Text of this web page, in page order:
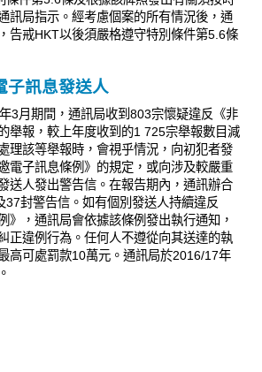
訊局指示。經考慮個案的所有情況後，通
告戒HKT以後須嚴格遵守特別條件第5.6條
子訊息發送人
3月期間，通訊局收到803宗懷疑違反《非
舉報，較上年度收到的1 725宗舉報數目減
理該等舉報時，會視乎情況，向初犯者發
電子訊息條例》的規定，或向涉及較嚴重
送人發出警告信。在報告期內，通訊辦合
37封警告信。如有個別發送人持續違反
》，通訊局會依據該條例發出執行通知，
正違例行為。任何人不遵從向其送達的執
高可處罰款10萬元。通訊局於2016/17年